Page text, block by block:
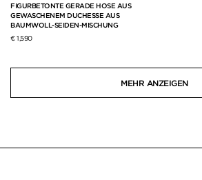
FIGURBETONTE GERADE HOSE AUS
GEWASCHENEM DUCHESSE AUS
BAUMWOLL-SEIDEN-MISCHUNG
€ 1,590
MEHR ANZEIGEN